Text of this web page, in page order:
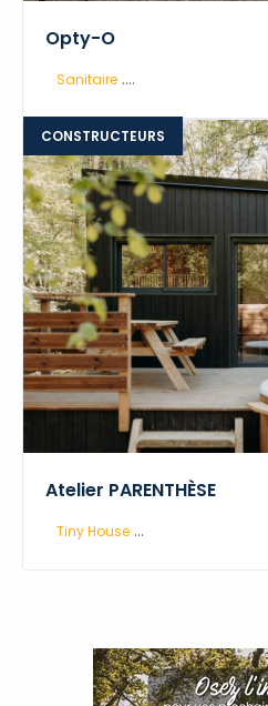
Opty-O
Sanitaire ....
CONSTRUCTEURS
Atelier PARENTHÈSE
Tiny House ...